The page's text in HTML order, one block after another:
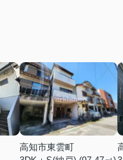
高知市東雲町